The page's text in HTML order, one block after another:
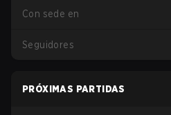
Con sede en
Seguidores
PRÓXIMAS PARTIDAS